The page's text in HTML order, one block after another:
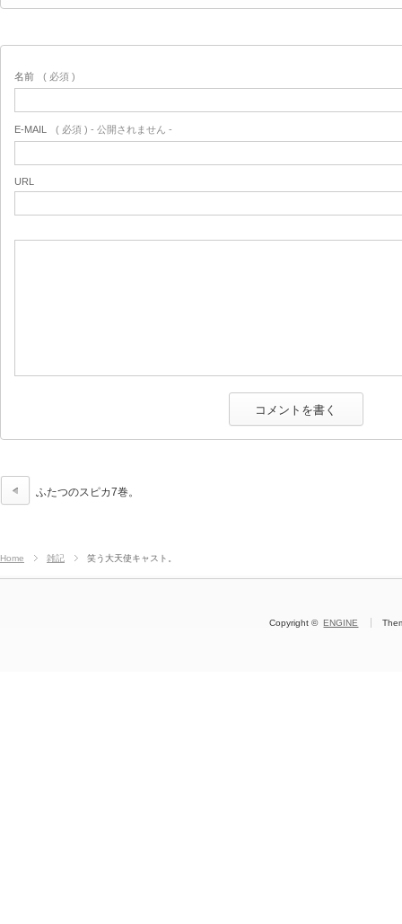
名前 ( 必須 )
E-MAIL ( 必須 ) - 公開されません -
URL
ふたつのスピカ7巻。
Home 雑記 笑う大天使キャスト。
Copyright ©ENGINE